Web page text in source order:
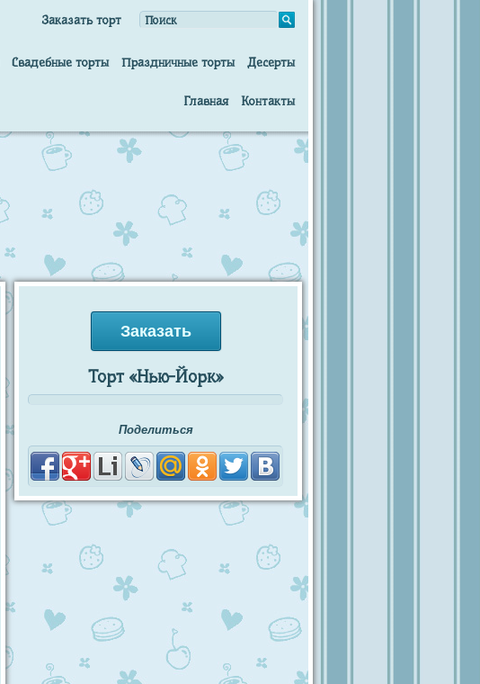
Заказать торт
Свадебные торты Праздничные торты Десерты
Главная Контакты
Заказать
Торт «Нью-Йорк»
Поделиться